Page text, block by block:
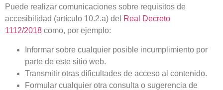
Puede realizar comunicaciones sobre requisitos de
accesibilidad (artículo 10.2.a) del
Real Decreto
1112/2018 como, por ejemplo:
Informar sobre cualquier posible incumplimiento por
parte de este sitio web.
Transmitir otras dificultades de acceso al contenido.
Formular cualquier otra consulta o sugerencia de